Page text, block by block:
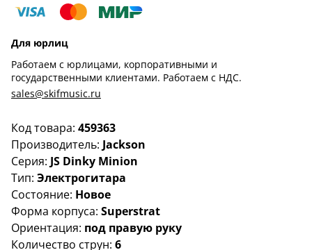
Код товара: 459363
Производитель: Jackson
Серия: JS Dinky Minion
Тип: Электрогитара
Состояние: Новое
Форма корпуса: Superstrat
Ориентация: под правую руку
Количество струн: 6
Для юрлиц
Работаем с юрлицами, корпоративными и
государственными клиентами. Работаем с НДС.
sales@skifmusic.ru